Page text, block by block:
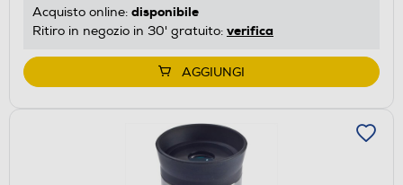
Acquisto online: disponibile
Ritiro in negozio in 30' gratuito: verifica
AGGIUNGI